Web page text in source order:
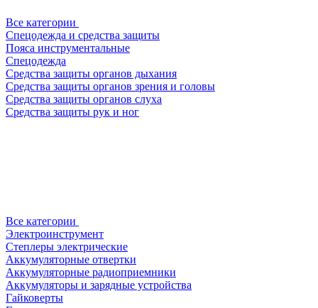
Все категории
Спецодежда и средства защиты
Пояса инструментальные
Спецодежда
Средства защиты органов дыхания
Средства защиты органов зрения и головы
Средства защиты органов слуха
Средства защиты рук и ног
Все категории
Электроинструмент
Степлеры электрические
Аккумуляторные отвертки
Аккумуляторные радиоприемники
Аккумуляторы и зарядные устройства
Гайковерты